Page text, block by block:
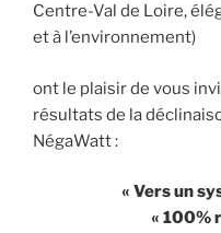
Centre-Val de Loire,
et à l’environnement)
ont le plaisir de vous
résultats de la
NégaWatt :
« Vers un
« 100%